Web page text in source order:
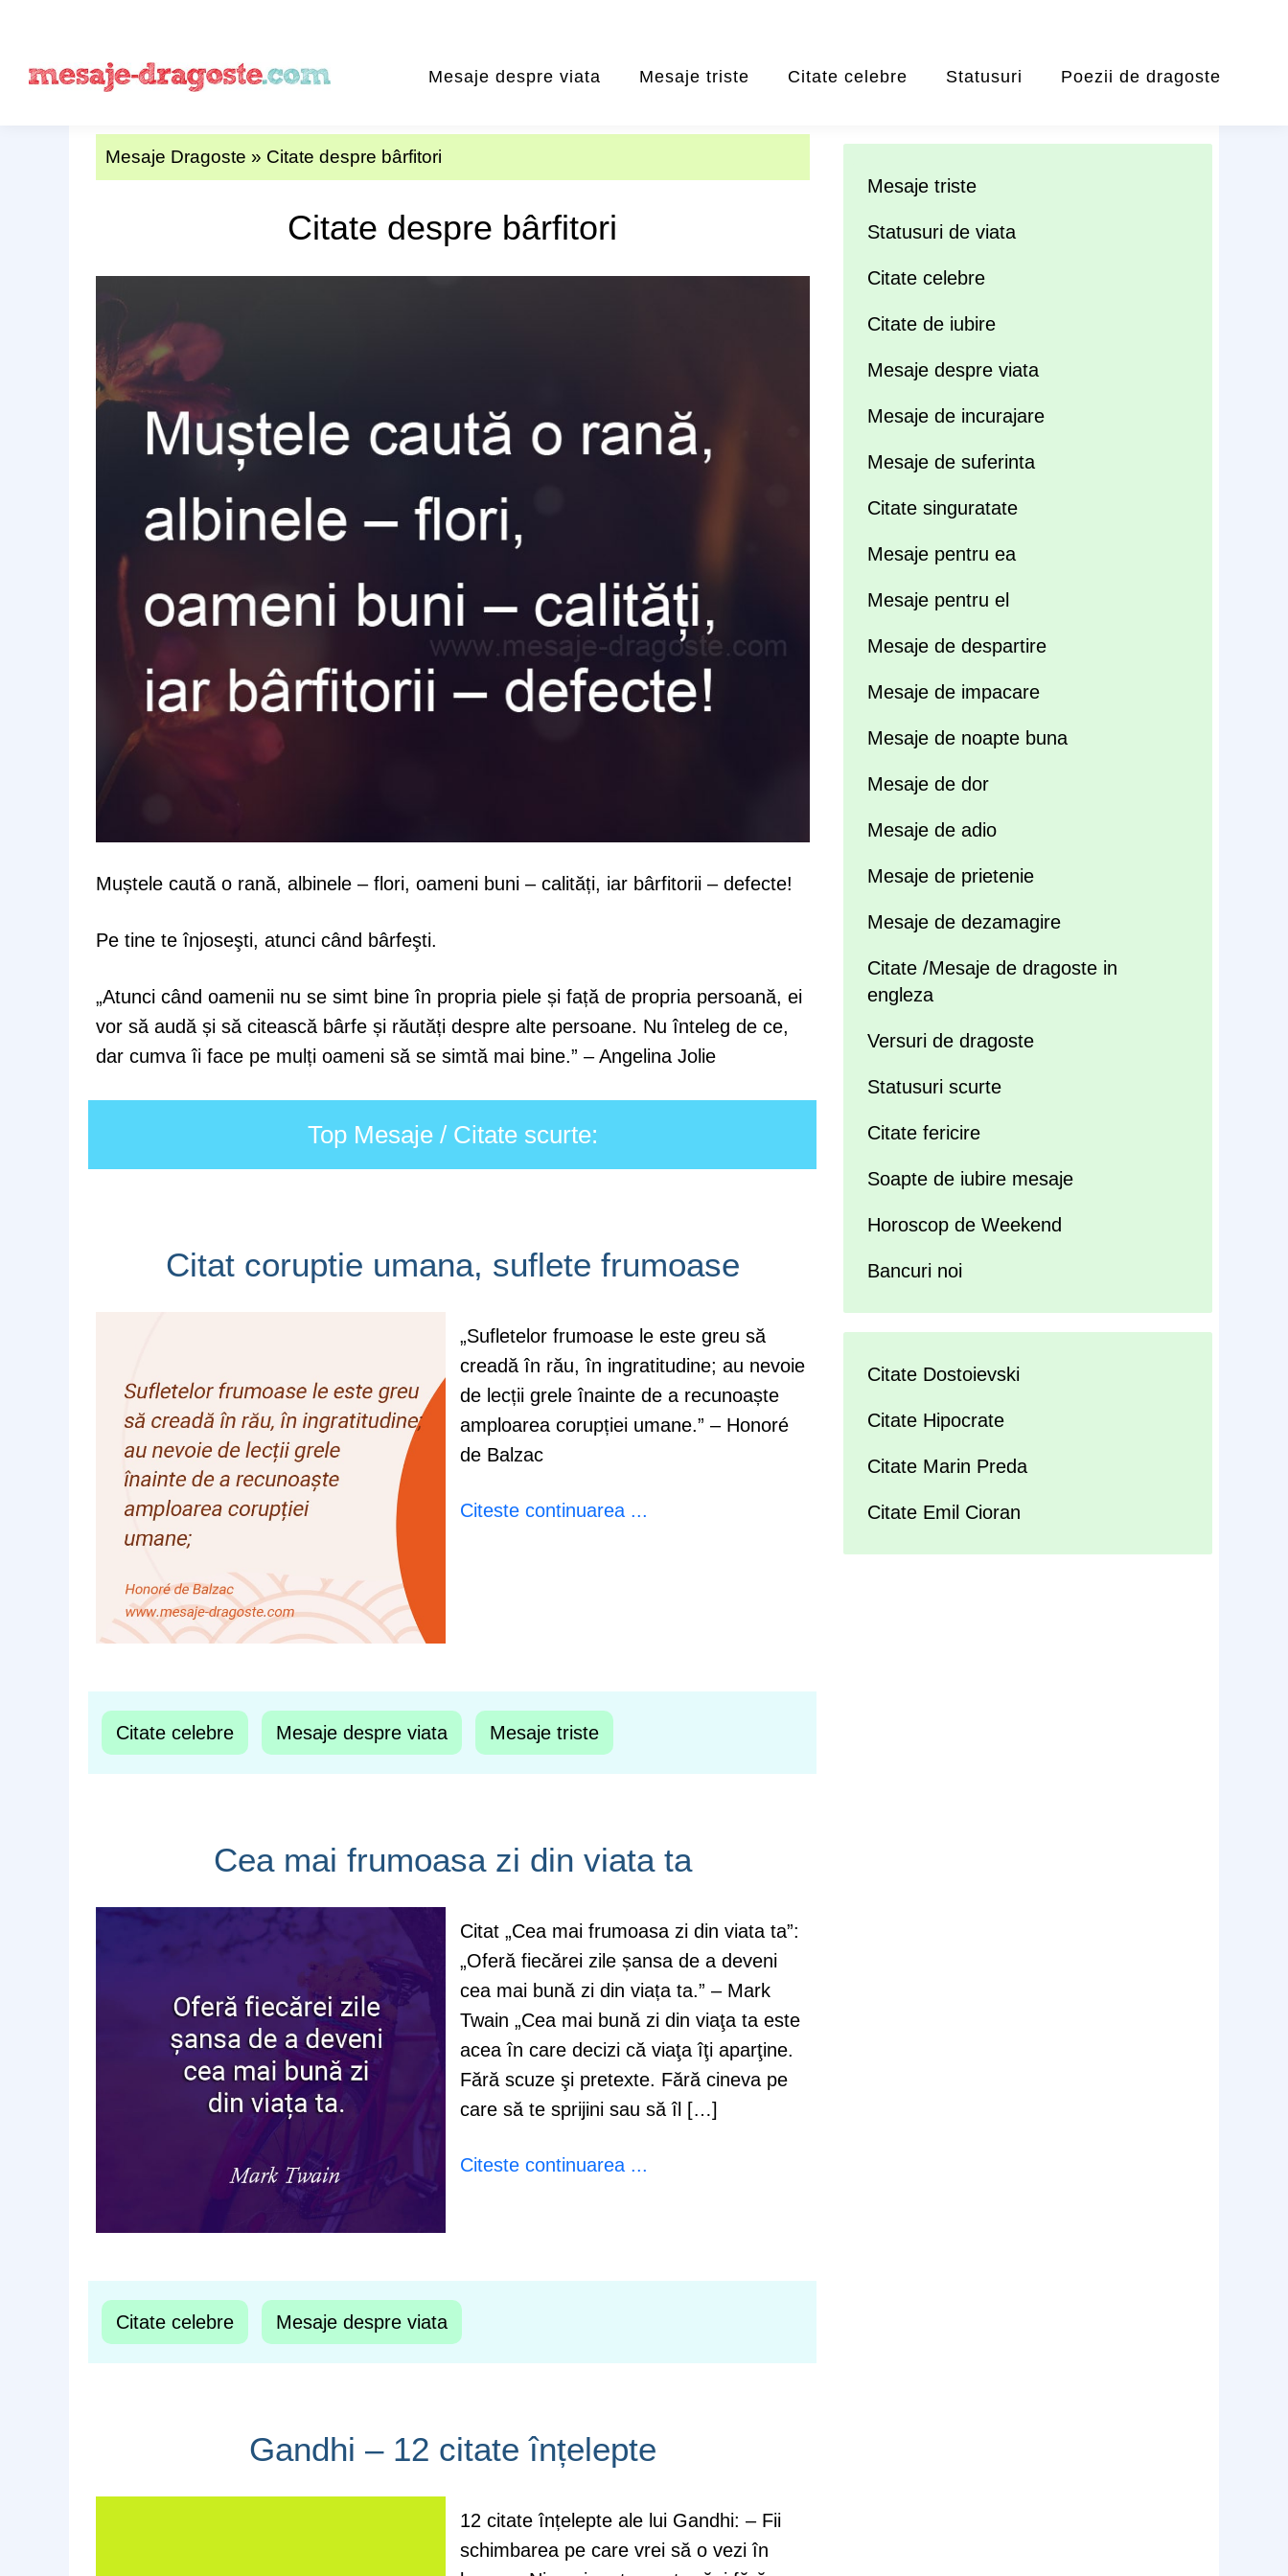
Mesaje despre viata Mesaje triste Citate celebre Statusuri Poezii de dragoste
Mesaje Dragoste » Citate despre bârfitori
Citate despre bârfitori
Muștele caută o rană, albinele – flori, oameni buni – calități, iar bârfitorii – defecte!
Pe tine te înjoseşti, atunci când bârfeşti.
„Atunci când oamenii nu se simt bine în propria piele și față de propria persoană, ei
vor să audă și să citească bârfe și răutăți despre alte persoane. Nu înteleg de ce,
dar cumva îi face pe mulți oameni să se simtă mai bine.” – Angelina Jolie
Top Mesaje / Citate scurte:
Citat coruptie umana, suflete frumoase
„Sufletelor frumoase le este greu să
creadă în rău, în ingratitudine; au nevoie
de lecții grele înainte de a recunoaște
amploarea corupției umane.” – Honoré
de Balzac
Citeste continuarea ...
Citate celebre Mesaje despre viata Mesaje triste
Cea mai frumoasa zi din viata ta
Citat „Cea mai frumoasa zi din viata ta”:
„Oferă fiecărei zile șansa de a deveni
cea mai bună zi din viața ta.” – Mark
Twain „Cea mai bună zi din viaţa ta este
acea în care decizi că viaţa îţi aparţine.
Fără scuze şi pretexte. Fără cineva pe
care să te sprijini sau să îl […]
Citeste continuarea ...
Citate celebre Mesaje despre viata
Gandhi – 12 citate înțelepte
12 citate înțelepte ale lui Gandhi: – Fii
schimbarea pe care vrei să o vezi în
Mesaje triste
Statusuri de viata
Citate celebre
Citate de iubire
Mesaje despre viata
Mesaje de incurajare
Mesaje de suferinta
Citate singuratate
Mesaje pentru ea
Mesaje pentru el
Mesaje de despartire
Mesaje de impacare
Mesaje de noapte buna
Mesaje de dor
Mesaje de adio
Mesaje de prietenie
Mesaje de dezamagire
Citate /Mesaje de dragoste in
engleza
Versuri de dragoste
Statusuri scurte
Citate fericire
Soapte de iubire mesaje
Horoscop de Weekend
Bancuri noi
Citate Dostoievski
Citate Hipocrate
Citate Marin Preda
Citate Emil Cioran